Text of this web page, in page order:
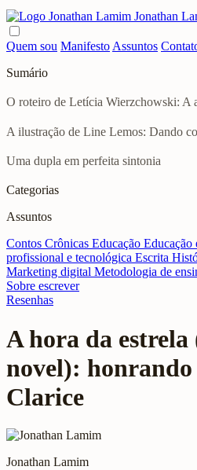
Jonathan
Quem sou Manifesto Assuntos
Sumário
O roteiro de Letícia Wierzchowski: A
A ilustração de Line Lemos: Dando
Uma dupla em perfeita sintonia
Categorias
Assuntos
Contos Crônicas Educação Educação
profissional e tecnológica Escrita
Marketing digital Metodologia de
Sobre escrever
Resenhas
A hora da
novel): honrando
Clarice
Jonathan Lamim